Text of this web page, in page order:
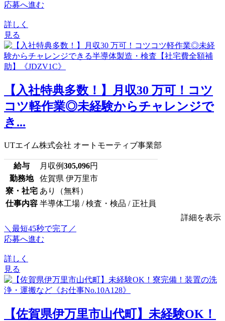
応募へ進む
詳しく
見る
【入社特典多数！】月収30 万可！コツ
コツ軽作業◎未経験からチャレンジで
き...
UTエイム株式会社 オートモーティブ事業部
給与 月収例305,096円
勤務地
佐賀県 伊万里市
寮・社宅 あり（無料）
仕事内容 半導体工場 / 検査・検品 / 正社員
詳細を表示
＼最短45秒で完了／
応募へ進む
詳しく
見る
【佐賀県伊万里市山代町】未経験OK！